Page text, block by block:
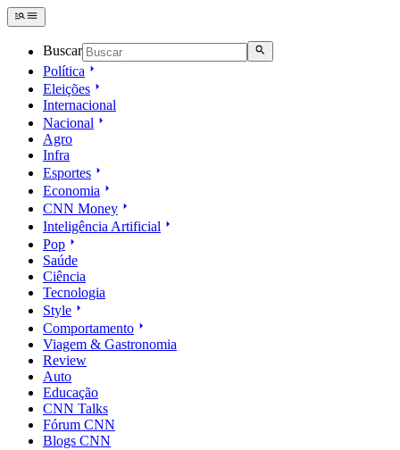
Buscar
Política
Eleições
Internacional
Nacional
Agro
Infra
Esportes
Economia
CNN Money
Inteligência Artificial
Pop
Saúde
Ciência
Tecnologia
Style
Comportamento
Viagem & Gastronomia
Review
Auto
Educação
CNN Talks
Fórum CNN
Blogs CNN